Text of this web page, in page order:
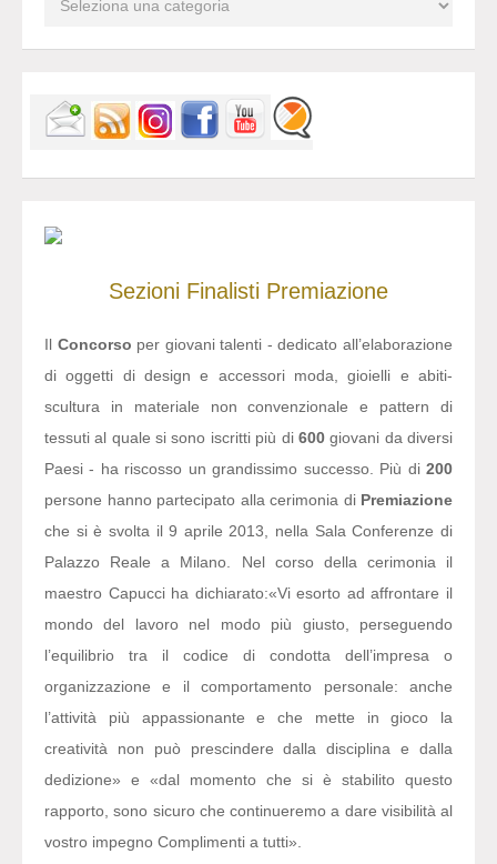
Sezioni Finalisti Premiazione
Il Concorso per giovani talenti - dedicato all’elaborazione
di oggetti di design e accessori moda, gioielli e abiti-
scultura in materiale non convenzionale e pattern di
tessuti al quale si sono iscritti più di 600giovani da diversi
Paesi - ha riscosso un grandissimo successo. Più di 200
persone hanno partecipato alla cerimonia di Premiazione
che si è svolta il 9 aprile 2013, nella Sala Conferenze di
Palazzo Reale a Milano. Nel corso della cerimonia il
maestro Capucci ha dichiarato:«Vi esorto ad affrontare il
mondo del lavoro nel modo più giusto, perseguendo
l’equilibrio tra il codice di condotta dell’impresa o
organizzazione e il comportamento personale: anche
l’attività più appassionante e che mette in gioco la
creatività non può prescindere dalla disciplina e dalla
dedizione» e «dal momento che si è stabilito questo
rapporto, sono sicuro che continueremo a dare visibilità al
vostro impegno Complimenti a tutti».